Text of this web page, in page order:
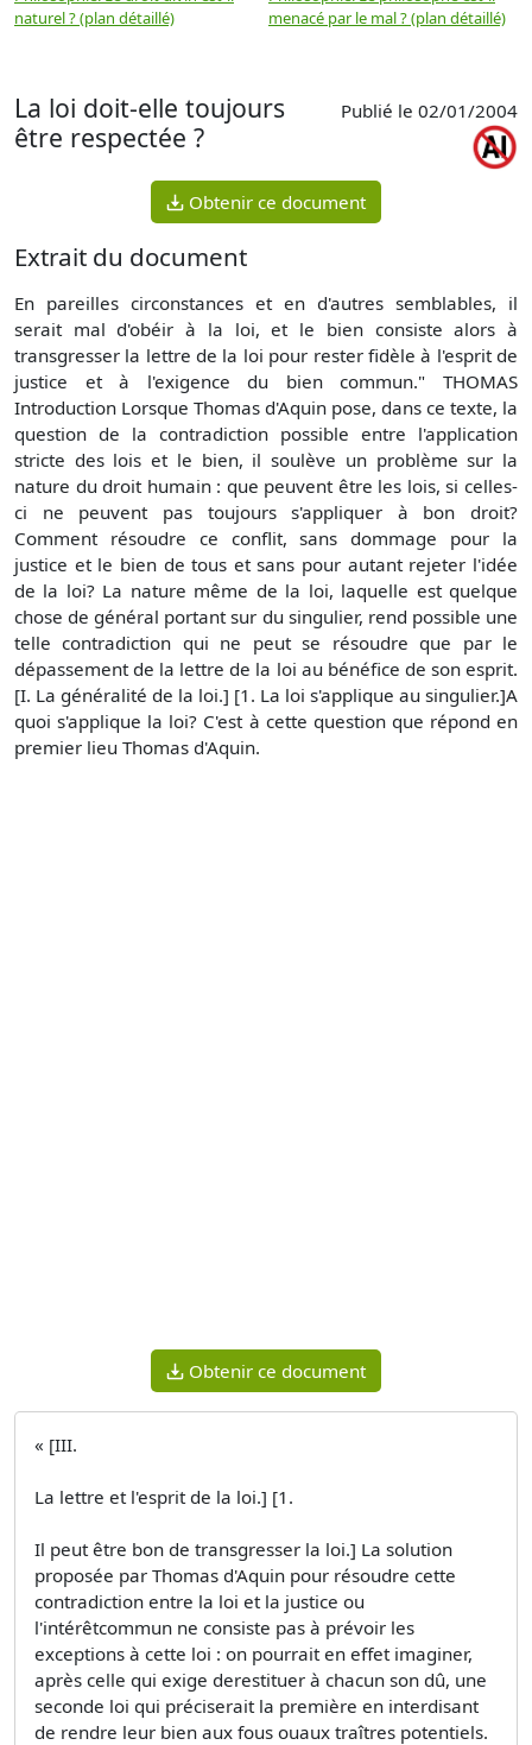
naturel ? (plan détaillé)
menacé par le mal ? (plan détaillé)
La loi doit-elle toujours
être respectée ?
Publié le 02/01/2004
Obtenir ce document
Extrait du document
En pareilles circonstances et en d'autres semblables, il
serait mal d'obéir à la loi, et le bien consiste alors à
transgresser la lettre de la loi pour rester fidèle à l'esprit de
justice et à l'exigence du bien commun." THOMAS
Introduction Lorsque Thomas d'Aquin pose, dans ce texte, la
question de la contradiction possible entre l'application
stricte des lois et le bien, il soulève un problème sur la
nature du droit humain : que peuvent être les lois, si celles-
ci ne peuvent pas toujours s'appliquer à bon droit?
Comment résoudre ce conflit, sans dommage pour la
justice et le bien de tous et sans pour autant rejeter l'idée
de la loi? La nature même de la loi, laquelle est quelque
chose de général portant sur du singulier, rend possible une
telle contradiction qui ne peut se résoudre que par le
dépassement de la lettre de la loi au bénéfice de son esprit.
[I. La généralité de la loi.] [1. La loi s'applique au singulier.]A
quoi s'applique la loi? C'est à cette question que répond en
premier lieu Thomas d'Aquin.
Obtenir ce document
« [III.
La lettre et l'esprit de la loi.] [1.
Il peut être bon de transgresser la loi.] La solution
proposée par Thomas d'Aquin pour résoudre cette
contradiction entre la loi et la justice ou
l'intérêtcommun ne consiste pas à prévoir les
exceptions à cette loi : on pourrait en effet imaginer,
après celle qui exige derestituer à chacun son dû, une
seconde loi qui préciserait la première en interdisant
de rendre leur bien aux fous ouaux traîtres potentiels.